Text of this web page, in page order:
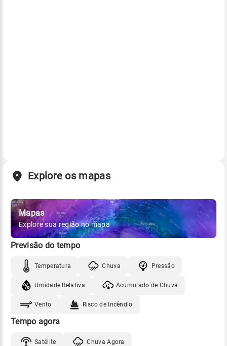
Explore os mapas
Mapas
Explore sua região no mapa
Previsão do tempo
Temperatura Chuva Pressão
Umidade Relativa Acumulado de Chuva
Vento Risco de Incêndio
Tempo agora
Satélite Chuva Agora